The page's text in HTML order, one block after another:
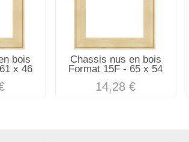
bois
x 46
Chassis nus en bois
Format 15F - 65 x 54
14,28 €